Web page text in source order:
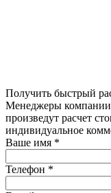
Получить быстрый
Менеджеры компании
произведут расчет
индивидуальное
Ваше имя *
Телефон *